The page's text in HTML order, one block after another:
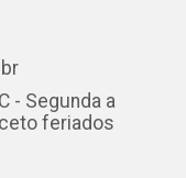
- Segunda a
feriados